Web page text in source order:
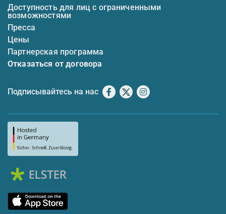
Доступность для лиц с ограниченными
возможностями
Пресса
Цены
Партнерская программа
Отказаться от договора
Подписывайтесь на нас Facebook
X Instagram